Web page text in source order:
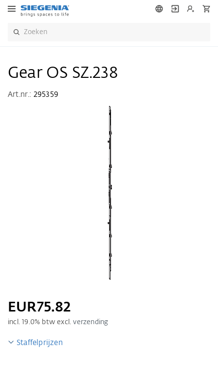
Gear OS SZ.238
Art.nr.: 295359
EUR75.82
incl. 19.0% btw excl.verzending
Staffelprijzen